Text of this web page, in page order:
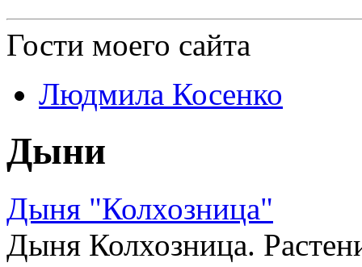
Гости моего сайта
Людмила Косенко
Дыни
Дыня "Колхозница"
Дыня Колхозница.